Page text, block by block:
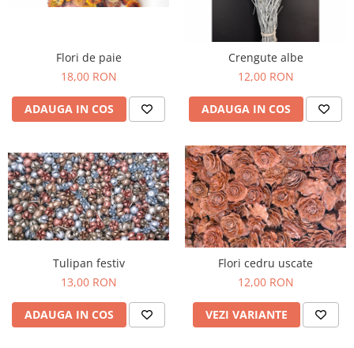
Flori de paie
18,00 RON
ADAUGA IN COS
Crengute albe
12,00 RON
ADAUGA IN COS
Tulipan festiv
13,00 RON
ADAUGA IN COS
Flori cedru uscate
12,00 RON
VEZI VARIANTE